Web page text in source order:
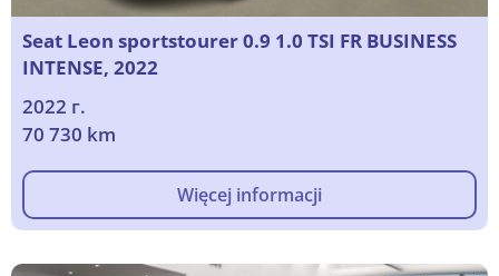
Seat Leon sportstourer 0.9 1.0 TSI FR BUSINESS
INTENSE, 2022
2022 г.
70 730 km
Więcej informacji